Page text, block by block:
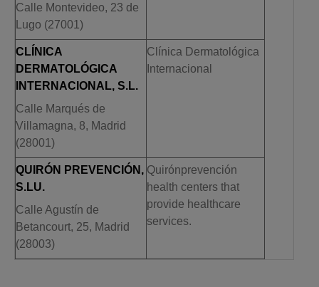
Calle Montevideo, 23 de
Lugo (27001)
CLÍNICA
DERMATOLÓGICA
INTERNACIONAL, S.L.
Calle Marqués de
Villamagna, 8, Madrid
(28001)
Clínica Dermatológica
Internacional
QUIRÓN PREVENCIÓN,
S.LU.
Calle Agustín de
Betancourt, 25, Madrid
(28003)
Quirónprevención
health centers that
provide healthcare
services.